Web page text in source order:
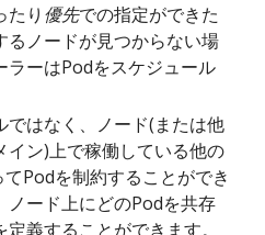
たり 優先での指定ができた
るノードが見つからない場
ラーはPodをスケジュール
ではなく、ノード(または他
イン)上で稼働している他の
Podを制約することができ
ノード上にどのPodを共存
義することができます。